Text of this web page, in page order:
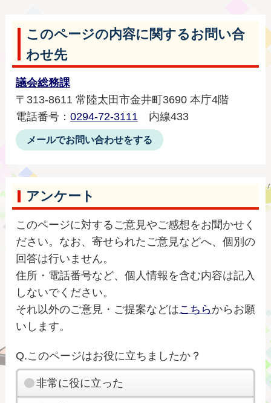
このページの内容に関するお問い合
わせ先
議会総務課
〒313-8611 常陸太田市金井町3690 本庁4階
電話番号： 0294-72-3111内線433
メールでお問い合わせをする
アンケート
このページに対するご意見やご感想をお聞かせく
ださい。なお、寄せられたご意見などへ、個別の
回答は行いません。
住所・電話番号など、個人情報を含む内容は記入
しないでください。
それ以外のご意見・ご提案などはこちらからお願
いします。
Q.このページはお役に立ちましたか？
非常に役に立った